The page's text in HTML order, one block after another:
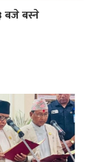
बजे बस्ने